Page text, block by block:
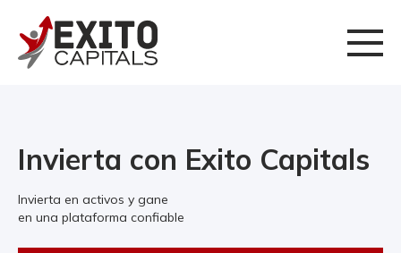
Invierta con Exito Capitals
Invierta en activos y gane
en una plataforma confiable